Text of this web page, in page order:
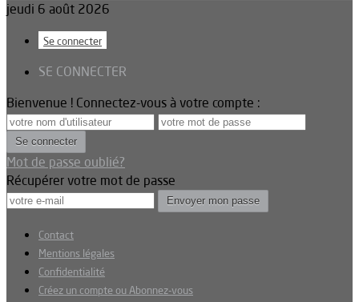
jeudi 6 août 2026
Se connecter
SE CONNECTER
Bienvenue ! Connectez-vous à votre compte :
Mot de passe oublié?
Récupérer votre mot de passe
Contact
Mentions légales
Confidentialité
Créez un compte ou Abonnez-vous